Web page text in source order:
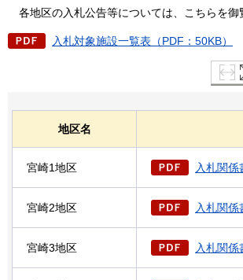
各地区の入札公告等については、こちらを御
入札対象施設一覧表（PDF：50KB）
地区名
宮崎1地区 入札関
宮崎2地区 入札関
宮崎3地区 入札関